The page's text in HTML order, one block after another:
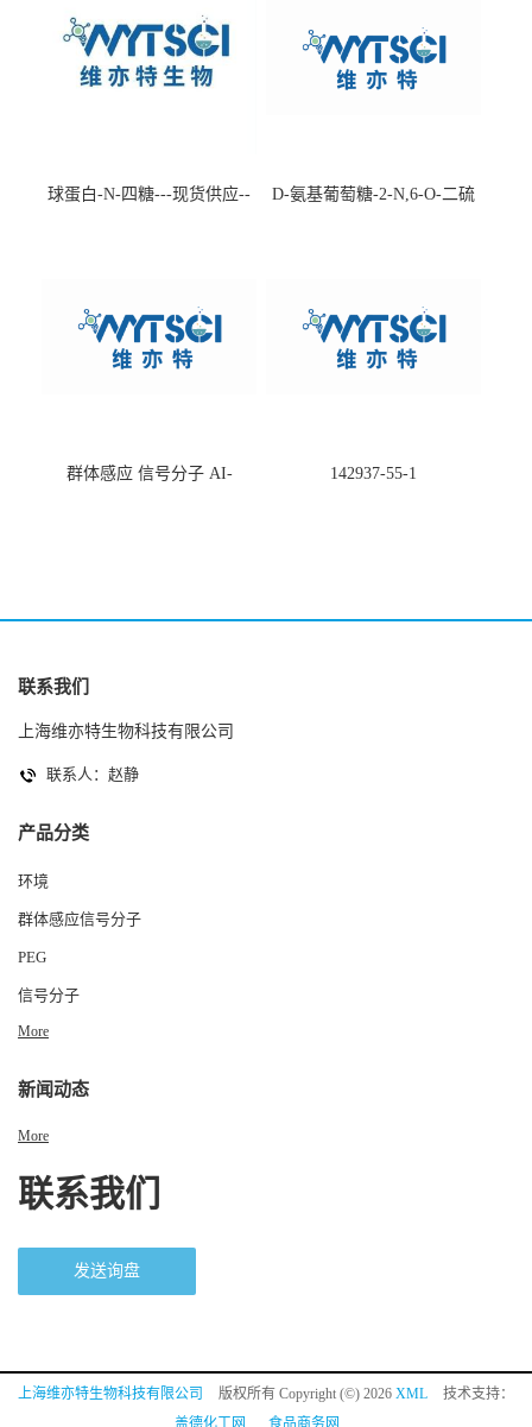
球蛋白-N-四糖---现货供应--
D-氨基葡萄糖-2-N,6-O-二硫
群体感应 信号分子 AI-
142937-55-1
联系我们
上海维亦特生物科技有限公司
联系人：赵静
产品分类
环境
群体感应信号分子
PEG
信号分子
More
新闻动态
More
联系我们
发送询盘
上海维亦特生物科技有限公司 版权所有 Copyright (©) 2026 XML
技术支持：
盖德化工网
食品商务网